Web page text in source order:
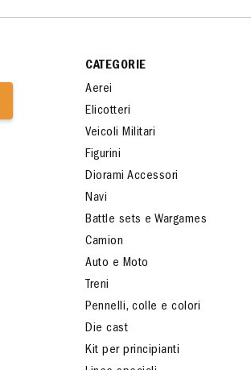
CATEGORIE
Aerei
Elicotteri
Veicoli Militari
Figurini
Diorami Accessori
Navi
Battle sets e Wargames
Camion
Auto e Moto
Treni
Pennelli, colle e colori
Die cast
Kit per principianti